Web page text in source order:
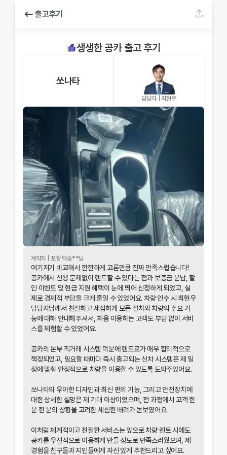
출고후기
생생한 공카 출고 후기
쏘나타
담당자 |최현우
계약자 | 포항 백승**님
여기저기 비교해서 깐깐하게 고른만큼 진짜 만족스럽습니다!
공카에서 신용 문제없이 렌트할 수 있다는 점과 보증금 분납, 할
인 이벤트 및 현금 지원 혜택이 눈에 띄어 신청하게 되었고, 실
제로 경제적 부담을 크게 줄일 수 있었어요. 차량 인수 시 최현우
담당자님께서 친절하고 세심하게 모든 절차와 차량의 주요 기
능에 대해 안내해주셔서, 처음 이용하는 고객도 부담 없이 서비
스를 체험할 수 있었어요.
공카의 본부 직거래 시스템 덕분에 렌트료가 매우 합리적으로
책정되었고, 필요할 때마다 즉시 출고되는 신차 시스템은 제 일
정에 맞춰 안정적으로 차량을 이용할 수 있도록 도와주었어요.
쏘나타의 우아한 디자인과 최신 편의 기능, 그리고 안전장치에
대한 상세한 설명은 제 기대 이상이었으며, 전 과정에서 고객 한
분 한 분의 상황을 고려한 세심한 배려가 돋보였어요.
이처럼 체계적이고 친절한 서비스는 앞으로 차량 렌트 시에도
공카를 우선적으로 이용하게 만들 정도로 만족스러웠으며, 제
경험을 친구들과 지인들에게 자신 있게 추천드리고 싶어요.
'(주)공카'는 (이하 '회사'는) 고객님의 개인정보를 중요시하며, "정보
통신망 이용촉진 및 정보보호"에 관한 법률을 준수하고 있습니다.
가 어떠한 용도와 방식으로 이용되고 있으며, 개인정보보호를 위해 어
떠한 조치가 취해지고 있는지 알려드립니다.